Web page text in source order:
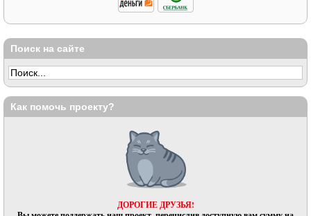
Поиск на сайте
Как помочь проекту?
ДОРОГИЕ ДРУЗЬЯ!